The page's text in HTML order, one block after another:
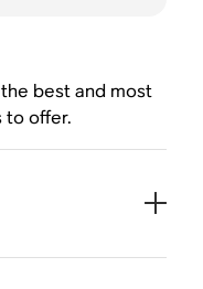
best and most
to offer.